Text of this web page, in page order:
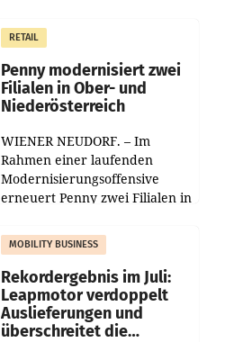
gemacht und die
Markterwartung deutlich
übertroffen.
RETAIL
Penny modernisiert zwei
Filialen in Ober- und
Niederösterreich
WIENER NEUDORF. – Im
Rahmen einer laufenden
Modernisierungsoffensive
erneuert Penny zwei Filialen in
Die beiden Standorte liegen in
Haag sowie im rund
MOBILITY BUSINESS
Rekordergebnis im Juli:
Leapmotor verdoppelt
Auslieferungen und
überschreitet die